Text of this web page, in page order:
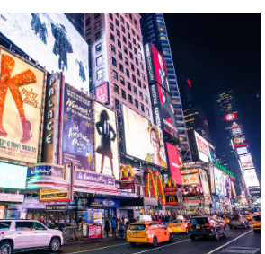
New York
discount on any trip to
New York